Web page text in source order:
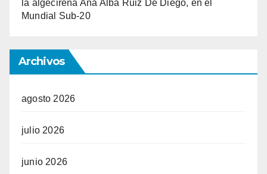
la algecireña Ana Alba Ruiz De Diego, en el
Mundial Sub-20
Archivos
agosto 2026
julio 2026
junio 2026